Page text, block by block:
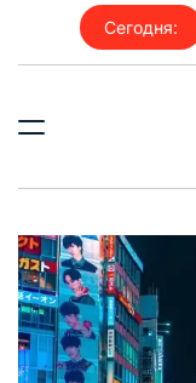
содержимому
Сегодня: